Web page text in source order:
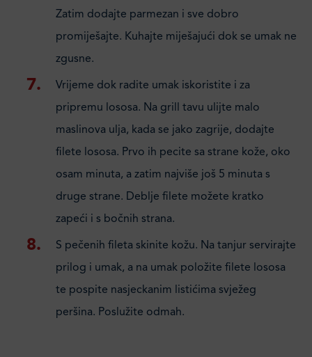
Zatim dodajte parmezan i sve dobro
promiješajte. Kuhajte miješajući dok se umak ne
zgusne.
Vrijeme dok radite umak iskoristite i za
pripremu lososa. Na grill tavu ulijte malo
maslinova ulja, kada se jako zagrije, dodajte
filete lososa. Prvo ih pecite sa strane kože, oko
osam minuta, a zatim najviše još 5 minuta s
druge strane. Deblje filete možete kratko
zapeći i s bočnih strana.
S pečenih fileta skinite kožu. Na tanjur servirajte
prilog i umak, a na umak položite filete lososa
te pospite nasjeckanim listićima svježeg
peršina. Poslužite odmah.